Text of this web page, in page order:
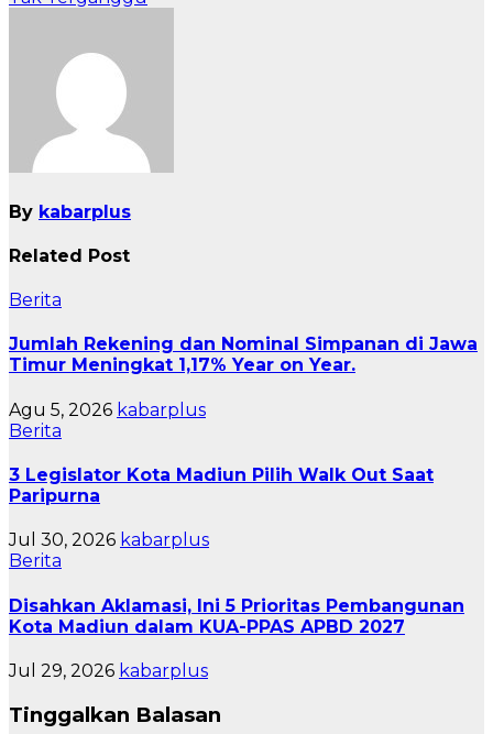
By kabarplus
Related Post
Berita
Jumlah Rekening dan Nominal Simpanan di Jawa
Timur Meningkat 1,17% Year on Year.
Agu 5, 2026 kabarplus
Berita
3 Legislator Kota Madiun Pilih Walk Out Saat
Paripurna
Jul 30, 2026 kabarplus
Berita
Disahkan Aklamasi, Ini 5 Prioritas Pembangunan
Kota Madiun dalam KUA-PPAS APBD 2027
Jul 29, 2026 kabarplus
Tinggalkan Balasan